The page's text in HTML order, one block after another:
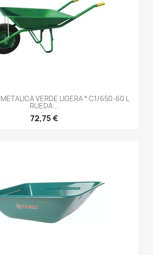
VERDE LIGERA * C1/650-60 L
RUEDA...
72,75 €